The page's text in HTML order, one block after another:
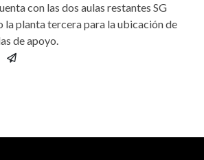
con las dos aulas restantes SG
la planta tercera para la ubicación de
de apoyo.